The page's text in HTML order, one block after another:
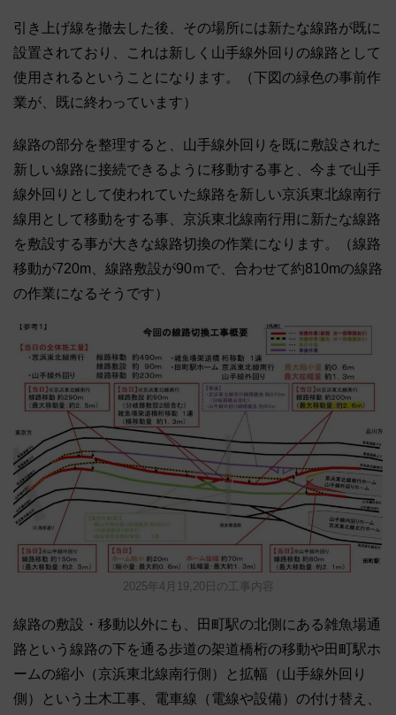
引き上げ線を撤去した後、その場所には新たな線路が既に
設置されており、これは新しく山手線外回りの線路として
使用されるということになります。（下図の緑色の事前作
業が、既に終わっています）
線路の部分を整理すると、山手線外回りを既に敷設された
新しい線路に接続できるように移動する事と、今まで山手
線外回りとして使われていた線路を新しい京浜東北線南行
線用として移動をする事、京浜東北線南行用に新たな線路
を敷設する事が大きな線路切換の作業になります。（線路
移動が720m、線路敷設が90ｍで、合わせて約810mの線路
の作業になるそうです）
2025年4月19,20日の工事内容
線路の敷設・移動以外にも、田町駅の北側にある雑魚場通
路という線路の下を通る歩道の架道橋桁の移動や田町駅ホ
ームの縮小（京浜東北線南行側）と拡幅（山手線外回り
側）という土木工事、電車線（電線や設備）の付け替え、